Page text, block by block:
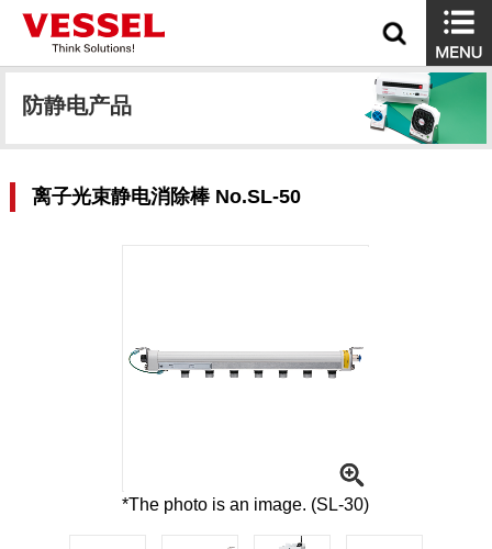
防静电产品
离子光束静电消除棒 No.SL-50
*The photo is an image. (SL-30)